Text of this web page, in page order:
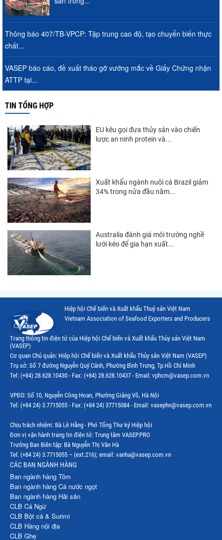
Thông báo 407/TB-VPCP: Tập trung cao độ, tạo chuyển biến thực
chất...
VASEP báo cáo, đề xuất tháo gỡ vướng mắc về Giấy Chứng nhận
ATTP tại...
TIN TỔNG HỢP
EU kêu gọi đưa thủy sản vào chiến
lược an ninh protein và...
Xuất khẩu ngành nuôi cá Brazil giảm
34% trong nửa đầu năm...
Australia đánh giá môi trường nghề
lưới kéo để gia hạn xuất...
Hiệp hội Chế biến và Xuất khẩu Thuỷ sản Việt Nam
Vietnam Association of Seafood Exporters and Producers
Trang thông tin điện tử của Hiệp hội Chế biến và Xuất khẩu Thủy sản Việt Nam
(VASEP)
Cơ quan Chủ quản: Hiệp hội Chế biến và Xuất khẩu Thủy sản Việt Nam (VASEP)
Trụ sở: Số 7 đường Nguyễn Quý Cảnh, Phường Bình Trưng, Tp.Hồ Chí Minh
Tel: (+84) 28.628.10430 - Fax: (+84) 28.628.10437 - Email: vphcm@vasep.com.vn
VPĐD: Số 10, Nguyễn Công Hoan, Phường Giảng Võ, Hà Nội
Tel: (+84 24) 3.7715055 - Fax: (+84 24) 37715084 - Email: vasephn@vasep.com.vn
Chịu trách nhiệm: Bà Lê Hằng - Phó Tổng Thư ký Hiệp hội
Đơn vị vận hành trang tin điện tử: Trung tâm VASEP.PRO
Trưởng Ban Biên tập: Bà Nguyễn Thị Vân Hà
Tel: (+84 24) 3.7715055 – (ext.216); email: vanha@vasep.com.vn
CÁC BAN NGÀNH HÀNG
Ban ngành hàng Tôm
Ban ngành hàng Cá nước ngọt
Ban ngành hàng Hải sản
CLB Cá Ngừ
CLB Bột cá & Surimi
CLB Hàng nội địa
CLB Ghẹ